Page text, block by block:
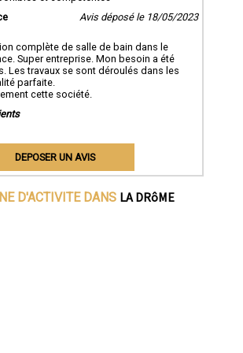
Avis déposé le 18/05/2023
complète de salle de bain dans le
Super entreprise. Mon besoin a été
Les travaux se sont déroulés dans les
parfaite.
cette société.
DEPOSER UN AVIS
D'ACTIVITE DANS LA DRôME